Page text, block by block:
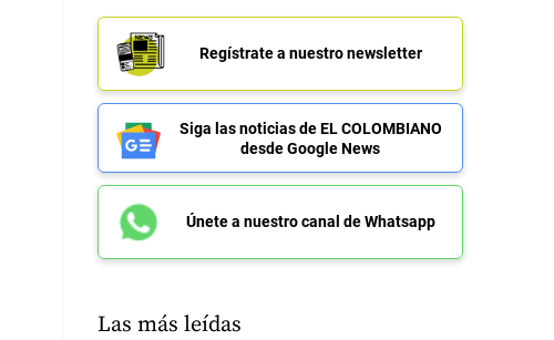
Regístrate a nuestro newsletter
Siga las noticias de EL COLOMBIANO
desde Google News
Únete a nuestro canal de Whatsapp
Las más leídas